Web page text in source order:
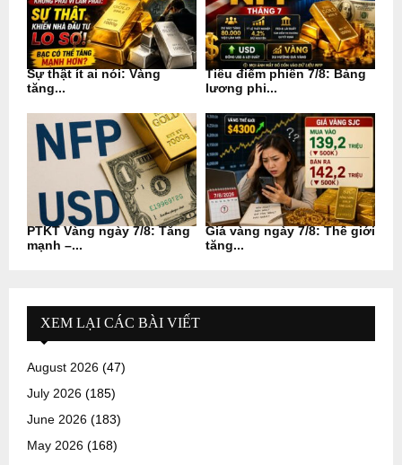
Sự thật ít ai nói: Vàng
tăng...
Tiêu điểm phiên 7/8: Bảng
lương phi...
PTKT Vàng ngày 7/8: Tăng
mạnh –...
Giá vàng ngày 7/8: Thế giới
tăng...
XEM LẠI CÁC BÀI VIẾT
August 2026 (47)
July 2026 (185)
June 2026 (183)
May 2026 (168)